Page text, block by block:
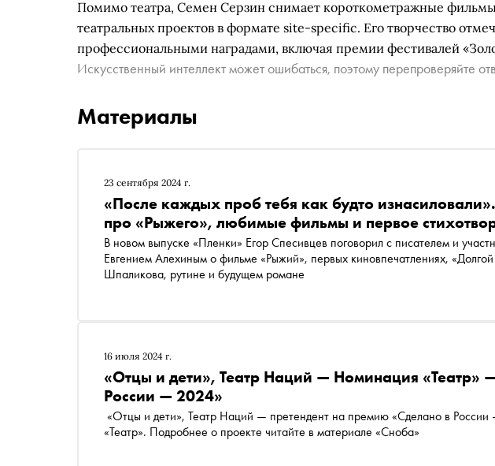
Помимо театра, Семен Серзин снимает короткометражные фильмы
театральных проектов в формате site-specific. Его творчество
профессиональными наградами, включая премии фестивалей
Искусственный интеллект может ошибаться, поэтому перепроверяйте
Материалы
23 сентября 2024 г.
«После каждых проб тебя как будто
про «Рыжего», любимые фильмы и первое
В новом выпуске «Пленки» Егор Спесивцев поговорил с писателем и
Евгением Алехиным о фильме «Рыжий», первых киновпечатлениях,
Шпаликова, рутине и будущем романе
16 июля 2024 г.
«Отцы и дети», Театр Наций — Номинация «Театр»
России — 2024»
«Отцы и дети», Театр Наций — претендент на премию «Сделано в
«Театр». Подробнее о проекте читайте в материале «Сноба»